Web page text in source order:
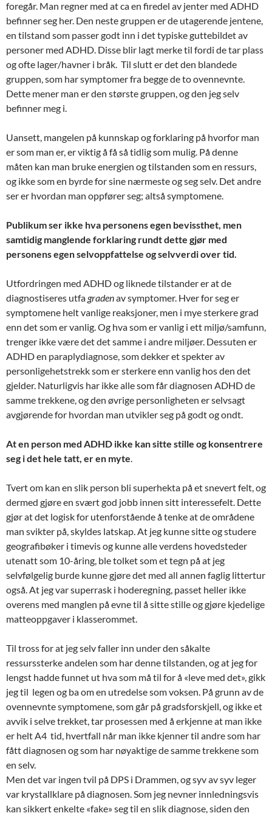
foregår. Man regner med at ca en firedel av jenter med ADHD
befinner seg her. Den neste gruppen er de utagerende jentene,
en tilstand som passer godt inn i det typiske guttebildet av
personer med ADHD. Disse blir lagt merke til fordi de tar plass
og ofte lager/havner i bråk. Til slutt er det den blandede
gruppen, som har symptomer fra begge de to ovennevnte.
Dette mener man er den største gruppen, og den jeg selv
befinner meg i.
Uansett, mangelen på kunnskap og forklaring på hvorfor man
er som man er, er viktig å få så tidlig som mulig. På denne
måten kan man bruke energien og tilstanden som en ressurs,
og ikke som en byrde for sine nærmeste og seg selv. Det andre
ser er hvordan man oppfører seg; altså symptomene.
Publikum ser ikke hva personens egen bevissthet, men
samtidig manglende forklaring rundt dette gjør med
personens egen selvoppfattelse og selvverdi over tid.
Utfordringen med ADHD og liknede tilstander er at de
diagnostiseres utfa gradenav symptomer. Hver for seg er
symptomene helt vanlige reaksjoner, men i mye sterkere grad
enn det som er vanlig. Og hva som er vanlig i ett miljø/samfunn,
trenger ikke være det det samme i andre miljøer. Dessuten er
ADHD en paraplydiagnose, som dekker et spekter av
personligehetstrekk som er sterkere enn vanlig hos den det
gjelder. Naturligvis har ikke alle som får diagnosen ADHD de
samme trekkene, og den øvrige personligheten er selvsagt
avgjørende for hvordan man utvikler seg på godt og ondt.
At en person med ADHD ikke kan sitte stille og konsentrere
seg i det hele tatt, er en myte.
Tvert om kan en slik person bli superhekta på et snevert felt, og
dermed gjøre en svært god jobb innen sitt interessefelt. Dette
gjør at det logisk for utenforstående å tenke at de områdene
man svikter på, skyldes latskap. At jeg kunne sitte og studere
geografibøker i timevis og kunne alle verdens hovedsteder
utenatt som 10-åring, ble tolket som et tegn på at jeg
selvfølgelig burde kunne gjøre det med all annen faglig littertur
også. At jeg var superrask i hoderegning, passet heller ikke
overens med manglen på evne til å sitte stille og gjøre kjedelige
matteoppgaver i klasserommet.
Til tross for at jeg selv faller inn under den såkalte
ressurssterke andelen som har denne tilstanden, og at jeg for
lengst hadde funnet ut hva som må til for å «leve med det», gikk
jeg til legen og ba om en utredelse som voksen. På grunn av de
ovennevnte symptomene, som går på gradsforskjell, og ikke et
avvik i selve trekket, tar prosessen med å erkjenne at man ikke
er helt A4 tid, hvertfall når man ikke kjenner til andre som har
fått diagnosen og som har nøyaktige de samme trekkene som
en selv.
Men det var ingen tvil på DPS i Drammen, og syv av syv leger
var krystallklare på diagnosen. Som jeg nevner innledningsvis
kan sikkert enkelte «fake» seg til en slik diagnose, siden den